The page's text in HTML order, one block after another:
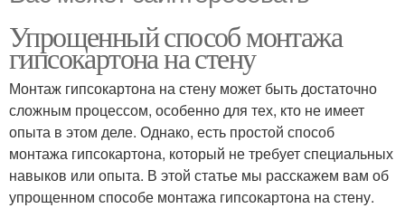
Упрощенный способ монтажа
гипсокартона на стену
Монтаж гипсокартона на стену может быть достаточно
сложным процессом, особенно для тех, кто не имеет
опыта в этом деле. Однако, есть простой способ
монтажа гипсокартона, который не требует специальных
навыков или опыта. В этой статье мы расскажем вам об
упрощенном способе монтажа гипсокартона на стену.